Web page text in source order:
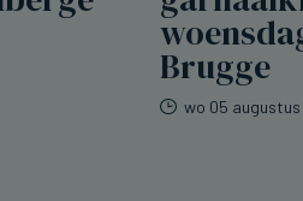
Brugge
wo 05